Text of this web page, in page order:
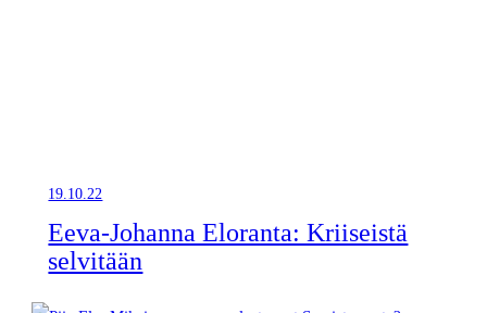
19.10.22
Eeva-Johanna Eloranta: Kriiseistä
selvitään